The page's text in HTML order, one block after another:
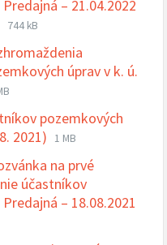
– 21.04.2022
Prípona
pdf
Veľkosť
súboru:
744 kB
úprav v k. ú.
pozemkových
2021) Prípona
pdf
Veľkosť
súboru:
1 MB
na prvé
účastníkov
– 18.08.2021